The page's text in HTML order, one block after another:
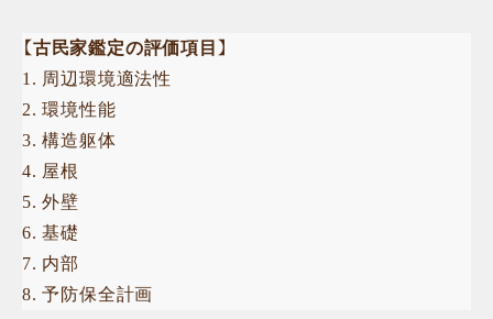
【古民家鑑定の評価項目】
1. 周辺環境適法性
2. 環境性能
3. 構造躯体
4. 屋根
5. 外壁
6. 基礎
7. 内部
8. 予防保全計画